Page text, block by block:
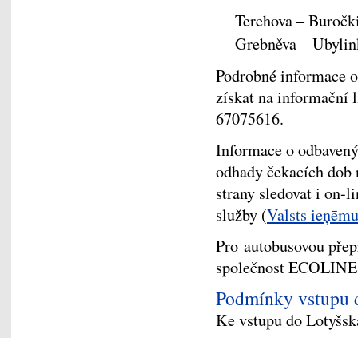
Terehova –
Grebněva –
Podrobné informace
získat na informační
67075616.
Informace o
odhady čekacích
strany sledovat i on-
služby (Valsts
Pro autobusovou
společnost
Podmínky vstupu
Ke vstupu do